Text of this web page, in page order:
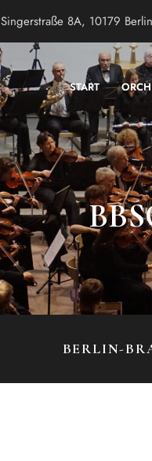
Singerstraße 8A, 10179 Berlin
START
BERLIN-